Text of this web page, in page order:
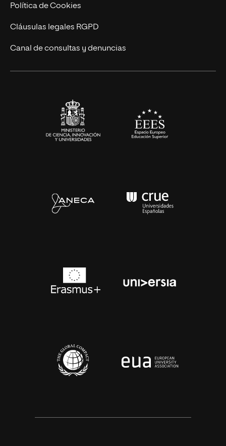
Actualidad
UNIR Revista
Eventos
Política de Cookies
Cláusulas legales RGPD
Canal de consultas y denuncias